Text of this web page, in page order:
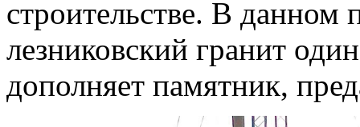
строительстве. В данном
лезниковский гранит
дополняет памятник,